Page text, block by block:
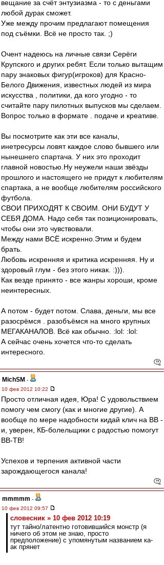
вещание за счёт энтузиазма - то с деньгами
любой дурак сможет.
Уже между прочим предлагают помещения
под съёмки. Всё не просто так. ;)
Очент надеюсь на личные связи Серёги
Крупского и других ребят. Если только вытащим
пару знаковых фигур(игроков) для Красно-
Белого Движения, известных людей из мира
искусства , политики, да кого угодно - то
считайте пару пилотных выпусков мы сделаем.
Вопрос только в формате . подаче и креативе.
Вы посмотрите как эти все каналы,
инетресурсы ловят каждое слово бывшего или
нынешнего спартача. У них это проходит
главной новостью.Ну неужели наши звёзды
прошлого и настоящего не придут к любителям
спартака, а не вообще любителям российского
футбола.
СВОИ ПРИХОДЯТ К СВОИМ. ОНИ БУДУТ У
СЕБЯ ДОМА. Надо себя так позиционировать,
чтобы они это чувствовали.
Между нами ВСЁ искренно.Этим и будем
брать.
Любовь искренняя и критика искренняя. Ну и
здоровый глум - без этого никак. :))).
Как везде принято - все жанры хороши, кроме
неинтересных.
А потом - будет потом. Слава, деньги, мы все
разосрёмся . разобъёмся на много крупных
МЕГАКАНАЛОВ. Всё как обычно. :lol: :lol:
А сейчас очень хочется что-то сделать
интересного.
MichSM -
10 фев 2012 10:22
Просто отличная идея, Юра! С удовольствием
помогу чем смогу (как и многие другие). А
вообще по мере надобности кидай клич на ВВ -
и, уверен, КБ-болельщики с радостью помогут
ВВ-ТВ!
Успехов и терпения активной части
зарождающегося канала!
mmmmm -
10 фев 2012 09:57
словесник » 10 фев 2012 10:19
тут тайно/латентно готовившийся монстр (я
ничего об этом не знаю, просто
предположение) с упомянутым названием ка-
ак прянет